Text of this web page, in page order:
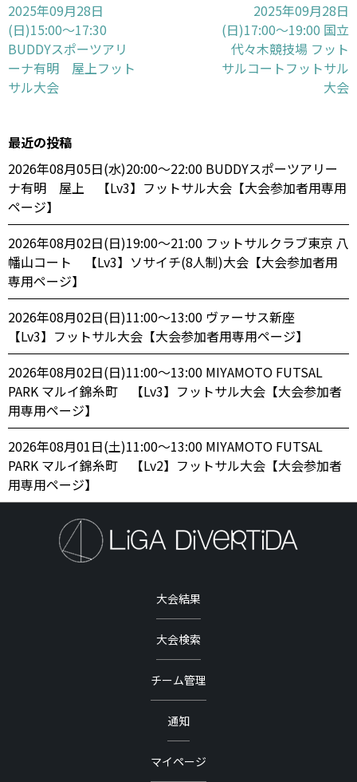
2025年09月28日
(日)15:00〜17:30
BUDDYスポーツアリ
ーナ有明 屋上フット
サル大会
2025年09月28日
(日)17:00〜19:00 国立
代々木競技場 フット
サルコートフットサル
大会
最近の投稿
2026年08月05日(水)20:00〜22:00 BUDDYスポーツアリー
ナ有明 屋上 【Lv3】フットサル大会【大会参加者用専用
ページ】
2026年08月02日(日)19:00〜21:00 フットサルクラブ東京 八
幡山コート 【Lv3】ソサイチ(8人制)大会【大会参加者用
専用ページ】
2026年08月02日(日)11:00〜13:00 ヴァーサス新座
【Lv3】フットサル大会【大会参加者用専用ページ】
2026年08月02日(日)11:00〜13:00 MIYAMOTO FUTSAL
PARK マルイ錦糸町 【Lv3】フットサル大会【大会参加者
用専用ページ】
2026年08月01日(土)11:00〜13:00 MIYAMOTO FUTSAL
PARK マルイ錦糸町 【Lv2】フットサル大会【大会参加者
用専用ページ】
大会結果
大会検索
チーム管理
通知
マイページ